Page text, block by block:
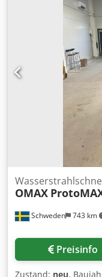
Schweden 743 km
OMAX
Preisinfo
Zustand: neu,